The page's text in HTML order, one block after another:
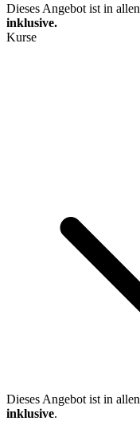
Dieses Angebot ist in allen
inklusive.
Kurse
Dieses Angebot ist in allen
inklusive.